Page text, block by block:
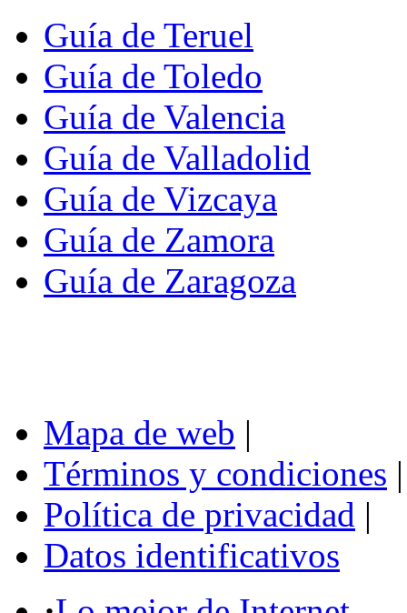
Guía de Teruel
Guía de Toledo
Guía de Valencia
Guía de Valladolid
Guía de Vizcaya
Guía de Zamora
Guía de Zaragoza
Mapa de web |
Términos y condiciones |
Política de privacidad |
Datos identificativos